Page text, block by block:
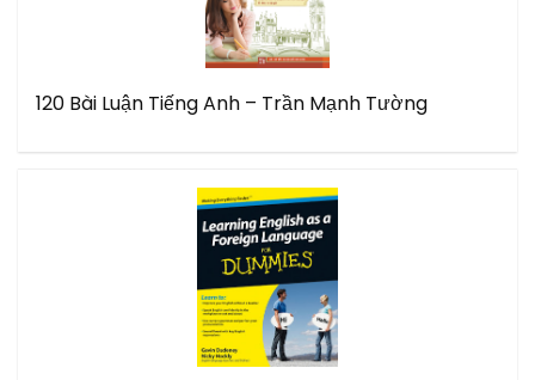
120 Bài Luận Tiếng Anh – Trần Mạnh Tường